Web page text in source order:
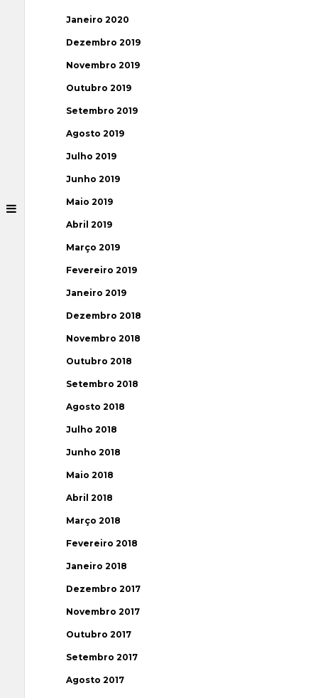
Janeiro 2020
Dezembro 2019
Novembro 2019
Outubro 2019
Setembro 2019
Agosto 2019
Julho 2019
Junho 2019
Maio 2019
Abril 2019
Março 2019
Fevereiro 2019
Janeiro 2019
Dezembro 2018
Novembro 2018
Outubro 2018
Setembro 2018
Agosto 2018
Julho 2018
Junho 2018
Maio 2018
Abril 2018
Março 2018
Fevereiro 2018
Janeiro 2018
Dezembro 2017
Novembro 2017
Outubro 2017
Setembro 2017
Agosto 2017